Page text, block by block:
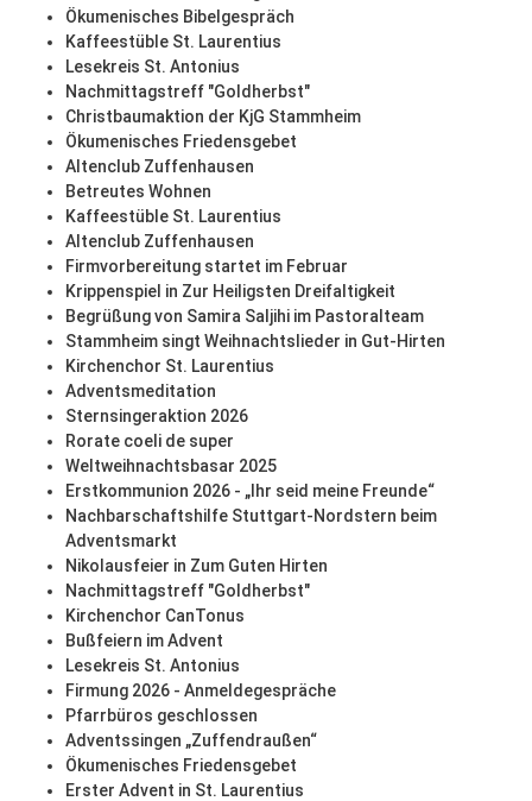
Ökumenisches Bibelgespräch
Kaffeestüble St. Laurentius
Lesekreis St. Antonius
Nachmittagstreff "Goldherbst"
Christbaumaktion der KjG Stammheim
Ökumenisches Friedensgebet
Altenclub Zuffenhausen
Betreutes Wohnen
Kaffeestüble St. Laurentius
Altenclub Zuffenhausen
Firmvorbereitung startet im Februar
Krippenspiel in Zur Heiligsten Dreifaltigkeit
Begrüßung von Samira Saljihi im Pastoralteam
Stammheim singt Weihnachtslieder in Gut-Hirten
Kirchenchor St. Laurentius
Adventsmeditation
Sternsingeraktion 2026
Rorate coeli de super
Weltweihnachtsbasar 2025
Erstkommunion 2026 - „Ihr seid meine Freunde“
Nachbarschaftshilfe Stuttgart-Nordstern beim
Adventsmarkt
Nikolausfeier in Zum Guten Hirten
Nachmittagstreff "Goldherbst"
Kirchenchor CanTonus
Bußfeiern im Advent
Lesekreis St. Antonius
Firmung 2026 - Anmeldegespräche
Pfarrbüros geschlossen
Adventssingen „Zuffendraußen“
Ökumenisches Friedensgebet
Erster Advent in St. Laurentius